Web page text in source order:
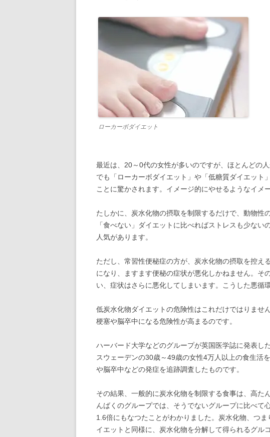
ローカーボダイエット
最近は、20～0代の女性が多いのですが、ほとんどの
でも「ローカーボダイエット」や「低糖質ダイエット
ことに驚かされます。イメージ的にやせるようなイメ
たしかに、炭水化物の摂取を制限するだけで、動物性
「食べない」ダイエットに比べればストレスも少な
人気があります。
ただし、常習性便秘症の方が、炭水化物の摂取を控え
になり、ますます便秘の症状が悪化しかねません。そ
い、症状はさらに悪化してしまいます。こうした悪循
低炭水化物ダイエットの危険性はこれだけではりませ
梗塞や脳卒中になる危険性が高まるのです。
ハーバード大学などのグループが英国医学誌に発表し
スウェーデンの30歳～49歳の女性4万人以上の食生活
や脳卒中などの発症を追跡調査したものです。
その結果、一般的に炭水化物を制限する食事は、高た
んばくのグループでは、そうでないグループに比べて
1.6倍にもなつたことがわかりました。炭水化物、つ
イエットと同様に、炭水化物を分解して得られるグル